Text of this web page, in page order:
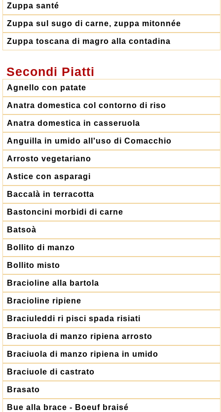
Zuppa santé
Zuppa sul sugo di carne, zuppa mitonnée
Zuppa toscana di magro alla contadina
Secondi Piatti
Agnello con patate
Anatra domestica col contorno di riso
Anatra domestica in casseruola
Anguilla in umido all'uso di Comacchio
Arrosto vegetariano
Astice con asparagi
Baccalà in terracotta
Bastoncini morbidi di carne
Batsoà
Bollito di manzo
Bollito misto
Bracioline alla bartola
Bracioline ripiene
Braciuleddi ri pisci spada risiati
Braciuola di manzo ripiena arrosto
Braciuola di manzo ripiena in umido
Braciuole di castrato
Brasato
Bue alla brace - Boeuf braisé